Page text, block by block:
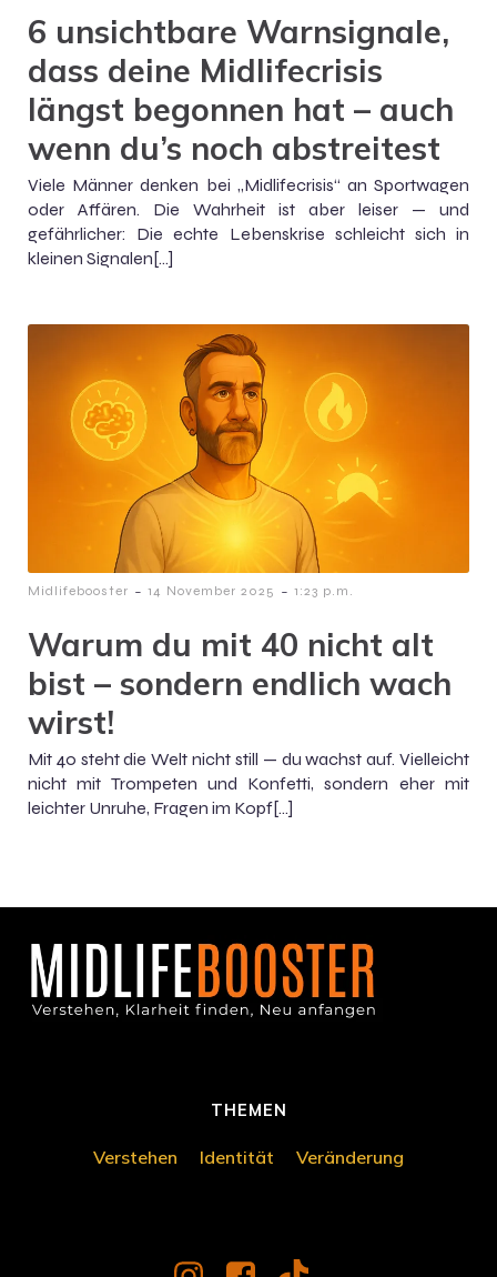
6 unsichtbare Warnsignale,
dass deine Midlifecrisis
längst begonnen hat – auch
wenn du’s noch abstreitest
Viele Männer denken bei „Midlifecrisis“ an Sportwagen
oder Affären. Die Wahrheit ist aber leiser — und
gefährlicher: Die echte Lebenskrise schleicht sich in
kleinen Signalen[…]
Midlifebooster - 14 November 2025 - 1:23 p.m.
Warum du mit 40 nicht alt
bist – sondern endlich wach
wirst!
Mit 40 steht die Welt nicht still — du wachst auf. Vielleicht
nicht mit Trompeten und Konfetti, sondern eher mit
leichter Unruhe, Fragen im Kopf[…]
THEMEN
Verstehen Identität Veränderung